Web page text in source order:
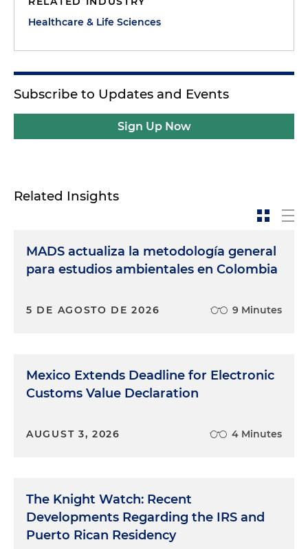
Healthcare & Life Sciences
Subscribe to Updates and Events
Sign Up Now
Related Insights
MADS actualiza la metodología general
para estudios ambientales en Colombia
5 DE AGOSTO DE 2026 9 Minutes
Mexico Extends Deadline for Electronic
Customs Value Declaration
AUGUST 3, 2026 4 Minutes
The Knight Watch: Recent
Developments Regarding the IRS and
Puerto Rican Residency